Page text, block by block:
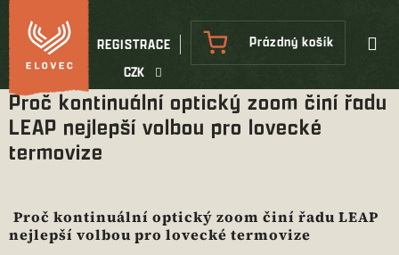
Přejít
na
obsah
CZK
REGISTRACE
NÁKUPNÍ
KOŠÍK
Prázdný košík
Proč kontinuální optický zoom činí řadu
LEAP nejlepší volbou pro lovecké
termovize
Proč kontinuální optický zoom činí řadu LEAP
nejlepší volbou pro lovecké termovize